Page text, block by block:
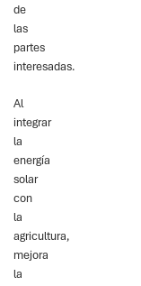
de
las
partes
interesadas.
Al
integrar
la
energía
solar
con
la
agricultura,
mejora
la